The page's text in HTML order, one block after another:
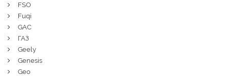
FSO
Fuqi
GAC
ГАЗ
Geely
Genesis
Geo